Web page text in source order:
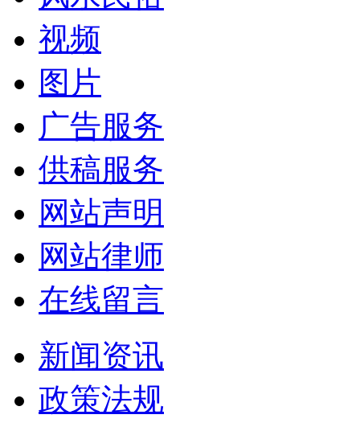
视频
图片
广告服务
供稿服务
网站声明
网站律师
在线留言
新闻资讯
政策法规